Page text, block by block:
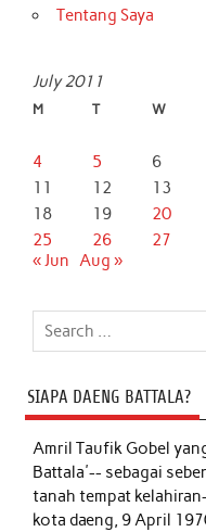
Tentang Saya
July 2011
M T W
4
5 6
11
12 13
18
19 20
25
26 27
« Jun Aug »
SIAPA DAENG BATTALA?
Amril Taufik Gobel
Battala'-- sebagai
tanah tempat
kota daeng, 9 April